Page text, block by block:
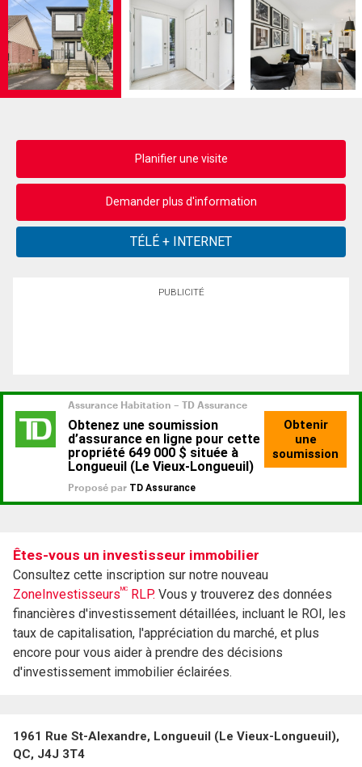
Planifier une visite
Demander plus d'information
PUBLICITÉ
Êtes-vous un investisseur immobilier
Consultez cette inscription sur notre nouveau
ZoneInvestisseursMC RLP. Vous y trouverez des données
financières d'investissement détaillées, incluant le ROI, les
taux de capitalisation, l'appréciation du marché, et plus
encore pour vous aider à prendre des décisions
d'investissement immobilier éclairées.
1961 Rue St-Alexandre, Longueuil (Le Vieux-Longueuil),
QC, J4J 3T4